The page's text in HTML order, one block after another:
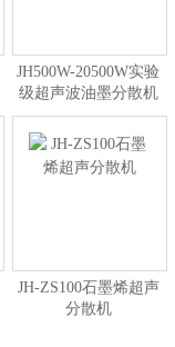
JH500W-20500W实验
级超声波油墨分散机
JH-ZS100石墨烯超声
分散机